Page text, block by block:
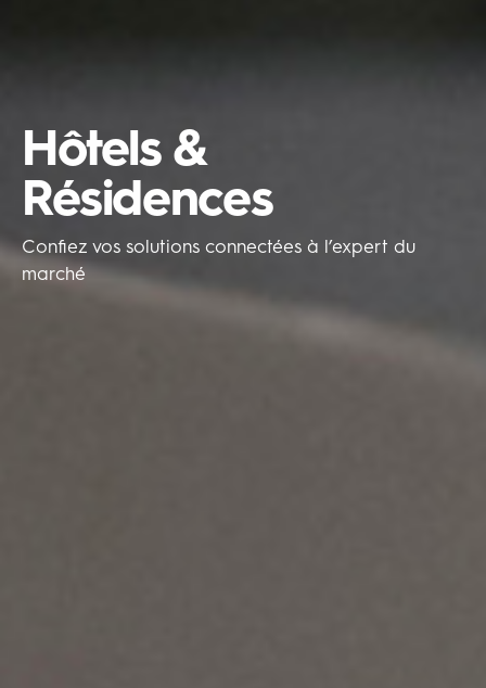
Hôtels &
Résidences
Confiez vos solutions connectées à l’expert du
marché